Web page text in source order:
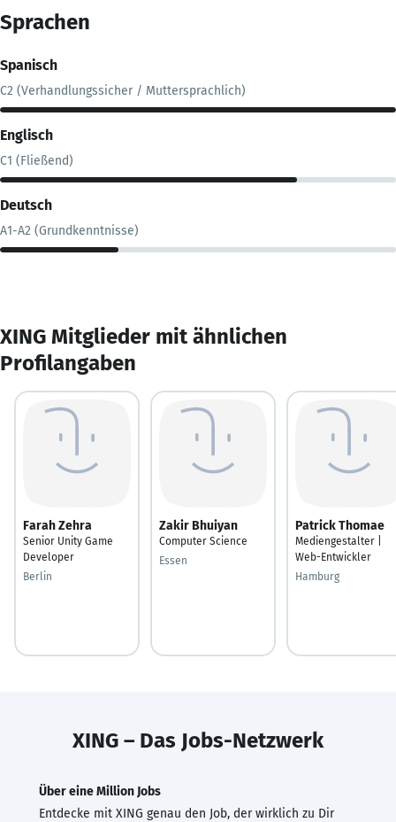
Sprachen
Spanisch
C2 (Verhandlungssicher / Muttersprachlich)
Englisch
C1 (Fließend)
Deutsch
A1-A2 (Grundkenntnisse)
XING Mitglieder mit ähnlichen
Profilangaben
Farah Zehra
Senior Unity Game
Developer
Berlin
Zakir Bhuiyan
Computer Science
Essen
Patrick Thomae
Mediengestalter |
Web-Entwickler
Hamburg
XING – Das Jobs-Netzwerk
Über eine Million Jobs
Entdecke mit XING genau den Job, der wirklich zu Dir